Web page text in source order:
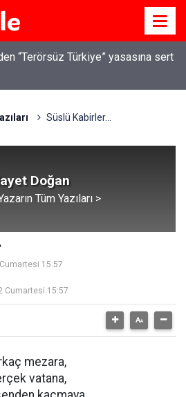
“Terörsüz Türkiye” yasasına sert
Süslü Kabirler...
Doğan
Tüm Yazıları >
15:57
Cumartesi 15:57
mezara,
vatana,